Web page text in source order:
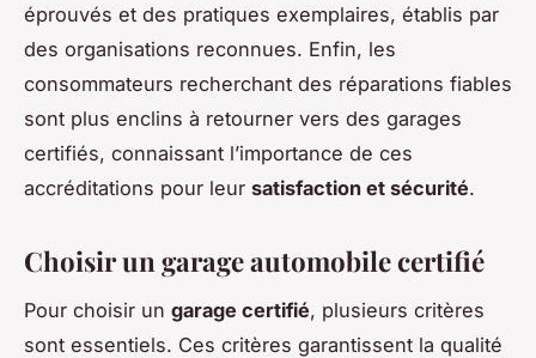
éprouvés et des pratiques exemplaires, établis par
des organisations reconnues. Enfin, les
consommateurs recherchant des réparations fiables
sont plus enclins à retourner vers des garages
certifiés, connaissant l’importance de ces
accréditations pour leur satisfaction et sécurité.
Choisir un garage automobile certifié
Pour choisir un garage certifié, plusieurs critères
sont essentiels. Ces critères garantissent la qualité